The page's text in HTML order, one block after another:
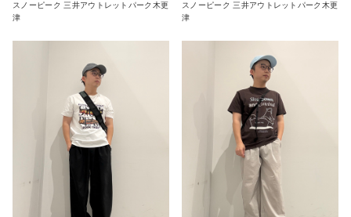
スノーピーク 三井アウトレットパーク木更
津
スノーピーク 三井アウトレットパーク木更
津